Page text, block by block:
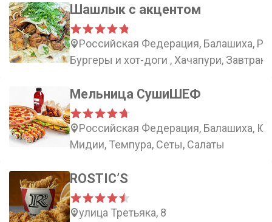
Шашлык с акцентом
Российская Федерация, Балашиха,
Бургеры и хот-доги , Хачапури,
Мельница СушиШЕФ
Российская Федерация, Балашиха,
Мидии, Темпура, Сеты, Салаты
ROSTIC’S
улица Третьяка, 8